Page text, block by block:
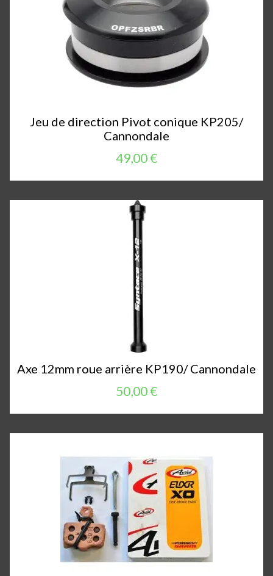
Jeu de direction Pivot conique KP205/
Cannondale
49,00 €
Axe 12mm roue arrière KP190/ Cannondale
50,00 €